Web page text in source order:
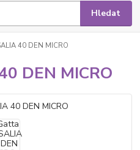
Hledat
40 DEN MICRO
DEN MICRO